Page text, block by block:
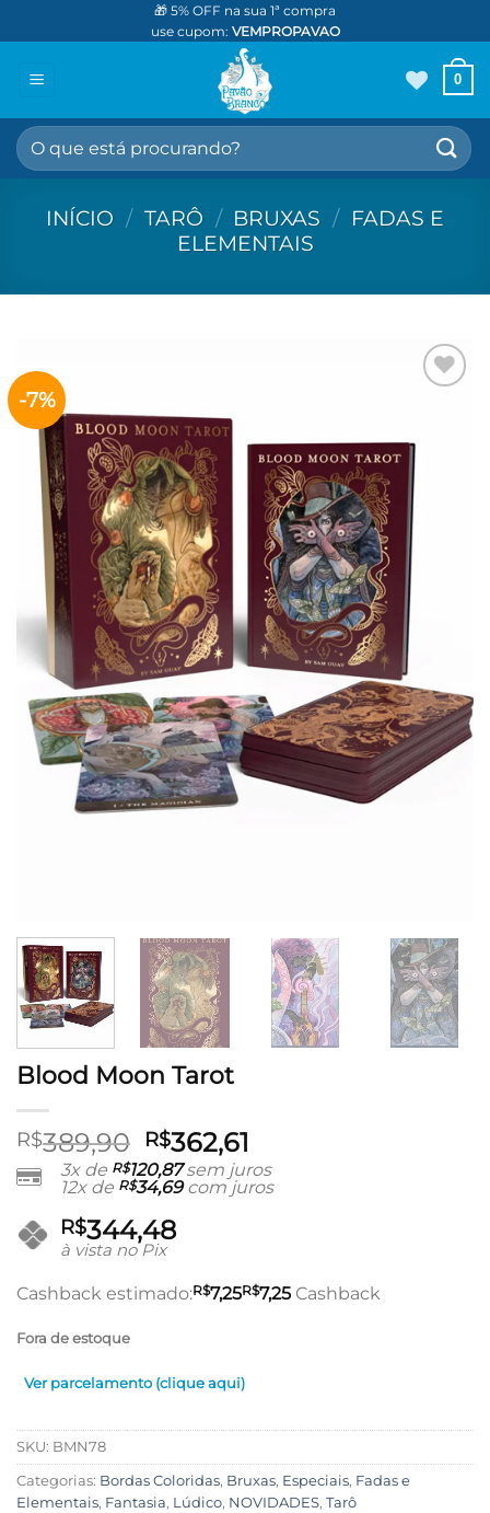
to
🎁 5% OFF na sua 1ª compra
use cupom: VEMPROPAVAO
0
Pesquisar
por:
INÍCIO / TARÔ / BRUXAS / FADAS E
ELEMENTAIS
-7%
desejos
Blood Moon Tarot
R$389,90 O
preço
original
era:
R$389,90.
R$362,61
preço
atual
3x de R$120,87sem juros
12x de R$34,69com juros
R$344,48
à vista no Pix
Cashback estimado:R$7,25R$7,25 Cashback
Fora de estoque
Ver parcelamento (clique aqui)
SKU: BMN78
Categorias: Bordas Coloridas, Bruxas, Especiais, Fadas e
Elementais, Fantasia, Lúdico, NOVIDADES, Tarô